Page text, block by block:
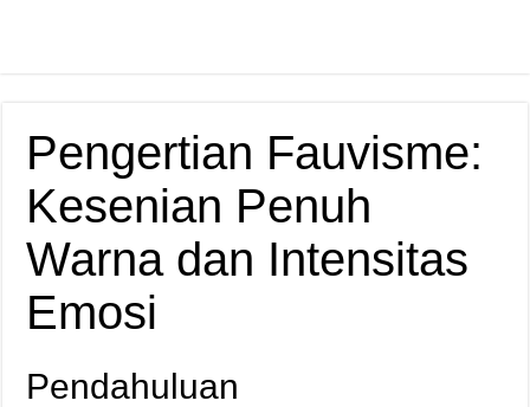
Pengertian Fauvisme:
Kesenian Penuh
Warna dan Intensitas
Emosi
Pendahuluan